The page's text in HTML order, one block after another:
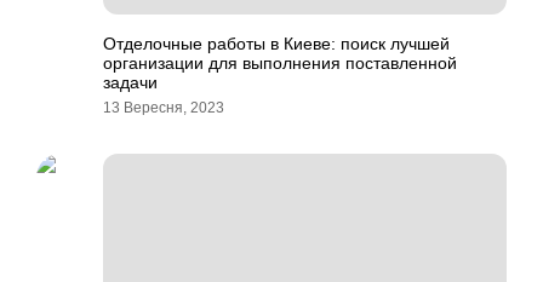
Отделочные работы в Киеве: поиск лучшей
организации для выполнения поставленной
задачи
13 Вересня, 2023